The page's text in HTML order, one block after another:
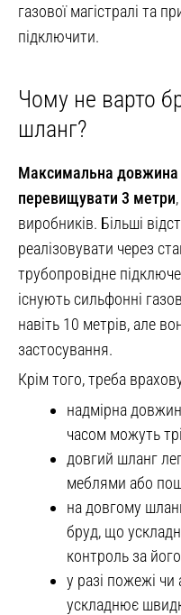
газової магістралі та
підключити.
Чому не варто
шланг?
Максимальна довжина
перевищувати 3 метри
виробників. Більші
реалізовувати через
трубопровідне
існують сильфонні
навіть 10 метрів, але
застосування.
Крім того, треба
надмірна
часом можуть
довгий шланг
меблями або
на довгому
бруд, що
контроль за
у разі пожежі чи
ускладнює